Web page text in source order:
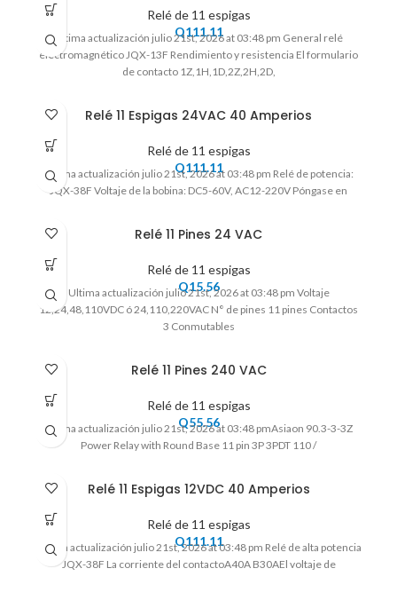
Relé de 11 espigas
Q111.11
Ultima actualización julio 21st, 2026 at 03:48 pm General relé
electromagnético JQX-13F Rendimiento y resistencia El formulario
de contacto 1Z,1H,1D,2Z,2H,2D,
Relé 11 Espigas 24VAC 40 Amperios
Relé de 11 espigas
Q111.11
Ultima actualización julio 21st, 2026 at 03:48 pm Relé de potencia:
JQX-38F Voltaje de la bobina: DC5-60V, AC12-220V Póngase en
Relé 11 Pines 24 VAC
Relé de 11 espigas
Q15.56
Ultima actualización julio 21st, 2026 at 03:48 pm Voltaje
12,24,48,110VDC ó 24,110,220VAC N° de pines 11 pines Contactos
3 Conmutables
Relé 11 Pines 240 VAC
Relé de 11 espigas
Q55.56
Ultima actualización julio 21st, 2026 at 03:48 pmAsiaon 90.3-3-3Z
Power Relay with Round Base 11 pin 3P 3PDT 110 /
Relé 11 Espigas 12VDC 40 Amperios
Relé de 11 espigas
Q111.11
Ultima actualización julio 21st, 2026 at 03:48 pm Relé de alta potencia
JQX-38F La corriente del contactoA40A B30AEl voltaje de